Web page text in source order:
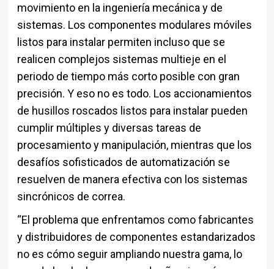
movimiento en la ingeniería mecánica y de
sistemas. Los componentes modulares móviles
listos para instalar permiten incluso que se
realicen complejos sistemas multieje en el
periodo de tiempo más corto posible con gran
precisión. Y eso no es todo. Los accionamientos
de husillos roscados listos para instalar pueden
cumplir múltiples y diversas tareas de
procesamiento y manipulación, mientras que los
desafíos sofisticados de automatización se
resuelven de manera efectiva con los sistemas
sincrónicos de correa.
“El problema que enfrentamos como fabricantes
y distribuidores de componentes estandarizados
no es cómo seguir ampliando nuestra gama, lo